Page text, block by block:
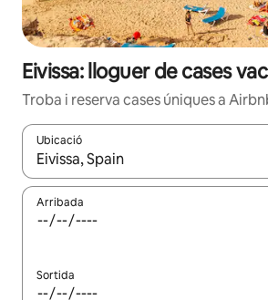
Eivissa: lloguer de cases
Troba i reserva cases úniques a
Ubicació
Quan els resultats estiguin
Arribada
Sortida